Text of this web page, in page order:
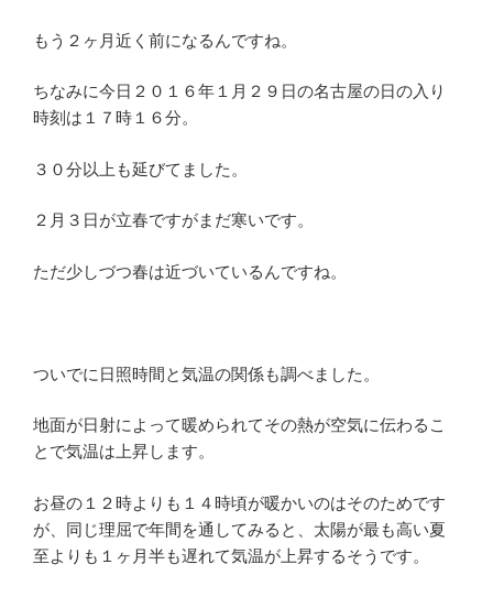
もう２ヶ月近く前になるんですね。
ちなみに今日２０１６年１月２９日の名古屋の日の入り
時刻は１７時１６分。
３０分以上も延びてました。
２月３日が立春ですがまだ寒いです。
ただ少しづつ春は近づいているんですね。
ついでに日照時間と気温の関係も調べました。
地面が日射によって暖められてその熱が空気に伝わるこ
とで気温は上昇します。
お昼の１２時よりも１４時頃が暖かいのはそのためです
が、同じ理屈で年間を通してみると、太陽が最も高い夏
至よりも１ヶ月半も遅れて気温が上昇するそうです。